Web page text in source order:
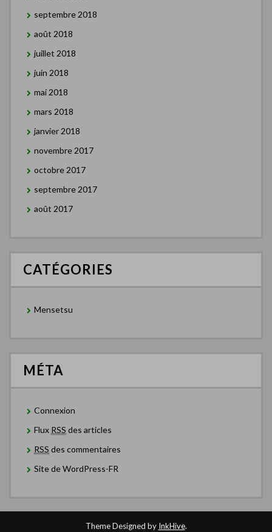
septembre 2018
août 2018
juillet 2018
juin 2018
mai 2018
mars 2018
janvier 2018
novembre 2017
octobre 2017
septembre 2017
août 2017
CATÉGORIES
Mensetsu
MÉTA
Connexion
Flux RSS des articles
RSS des commentaires
Site de WordPress-FR
Theme Designed by InkHive.